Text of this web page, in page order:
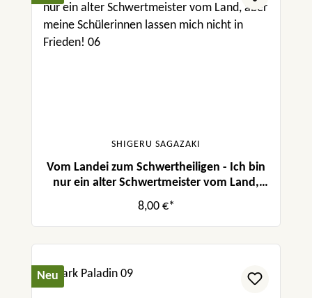
SHIGERU SAGAZAKI
Vom Landei zum Schwertheiligen - Ich bin
nur ein alter Schwertmeister vom Land,
aber meine Schülerinnen lassen mich nicht
in Frieden! 06
8,00 €*
Neu